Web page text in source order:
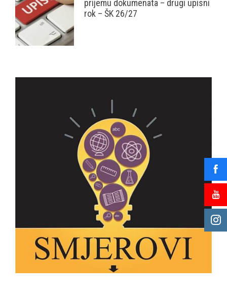
prijemu dokumenata – drugi upisni
rok – ŠK 26/27